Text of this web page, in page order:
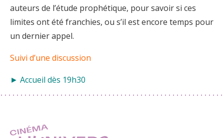
auteurs de l’étude prophétique, pour savoir si ces
limites ont été franchies, ou s’il est encore temps pour
un dernier appel.
Suivi d’une discussion
► Accueil dès 19h30